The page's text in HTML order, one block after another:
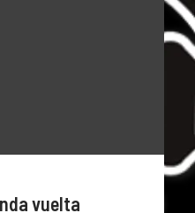
vuelta